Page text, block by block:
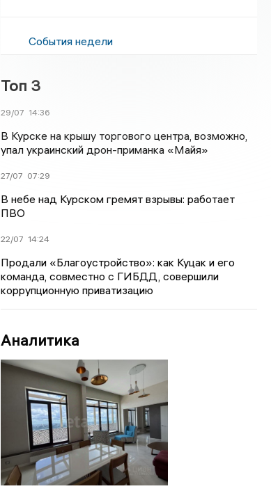
События недели
Топ 3
29/07 14:36
В Курске на крышу торгового центра, возможно,
упал украинский дрон-приманка «Майя»
27/07 07:29
В небе над Курском гремят взрывы: работает
ПВО
22/07 14:24
Продали «Благоустройство»: как Куцак и его
команда, совместно с ГИБДД, совершили
коррупционную приватизацию
Аналитика